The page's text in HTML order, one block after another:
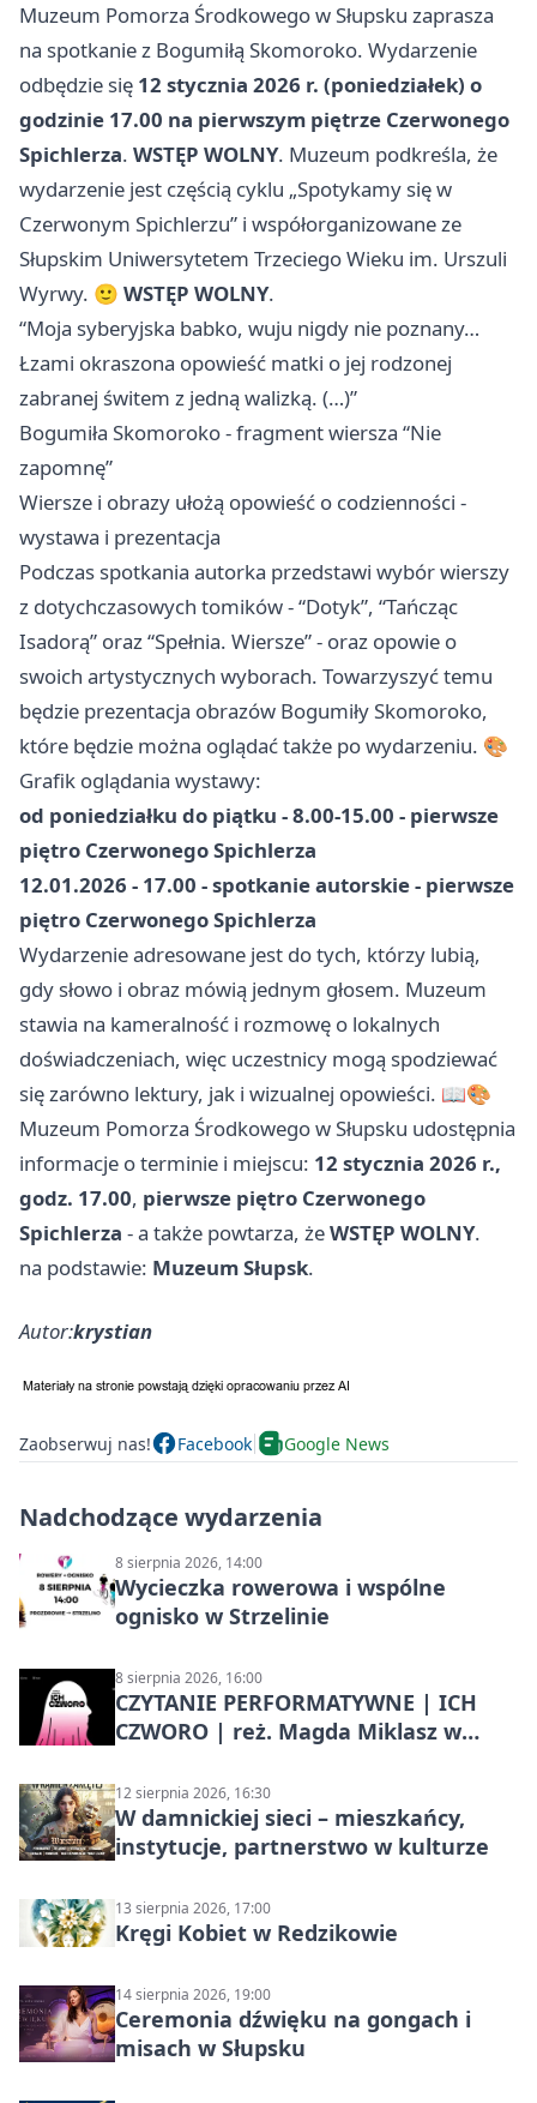
Muzeum Pomorza Środkowego w Słupsku zaprasza
na spotkanie z Bogumiłą Skomoroko. Wydarzenie
odbędzie się 12 stycznia 2026 r. (poniedziałek) o
godzinie 17.00 na pierwszym piętrze Czerwonego
Spichlerza. WSTĘP WOLNY. Muzeum podkreśla, że
wydarzenie jest częścią cyklu „Spotykamy się w
Czerwonym Spichlerzu” i współorganizowane ze
Słupskim Uniwersytetem Trzeciego Wieku im. Urszuli
Wyrwy. 🙂 WSTĘP WOLNY.
“Moja syberyjska babko, wuju nigdy nie poznany…
Łzami okraszona opowieść matki o jej rodzonej
zabranej świtem z jedną walizką. (…)”
Bogumiła Skomoroko - fragment wiersza “Nie
zapomnę”
Wiersze i obrazy ułożą opowieść o codzienności -
wystawa i prezentacja
Podczas spotkania autorka przedstawi wybór wierszy
z dotychczasowych tomików - “Dotyk”, “Tańcząc
Isadorą” oraz “Spełnia. Wiersze” - oraz opowie o
swoich artystycznych wyborach. Towarzyszyć temu
będzie prezentacja obrazów Bogumiły Skomoroko,
które będzie można oglądać także po wydarzeniu. 🎨
Grafik oglądania wystawy:
od poniedziałku do piątku - 8.00-15.00 - pierwsze
piętro Czerwonego Spichlerza
12.01.2026 - 17.00 - spotkanie autorskie - pierwsze
piętro Czerwonego Spichlerza
Wydarzenie adresowane jest do tych, którzy lubią,
gdy słowo i obraz mówią jednym głosem. Muzeum
stawia na kameralność i rozmowę o lokalnych
doświadczeniach, więc uczestnicy mogą spodziewać
się zarówno lektury, jak i wizualnej opowieści. 📖🎨
Muzeum Pomorza Środkowego w Słupsku udostępnia
informacje o terminie i miejscu: 12 stycznia 2026 r.,
godz. 17.00, pierwsze piętro Czerwonego
Spichlerza - a także powtarza, żeWSTĘP WOLNY.
na podstawie: Muzeum Słupsk.
Autor:krystian
Zaobserwuj nas! Facebook Google News
Nadchodzące wydarzenia
8 sierpnia 2026, 14:00
Wycieczka rowerowa i wspólne
ognisko w Strzelinie
8 sierpnia 2026, 16:00
CZYTANIE PERFORMATYWNE | ICH
CZWORO | reż. Magda Miklasz w
12 sierpnia 2026, 16:30
W damnickiej sieci – mieszkańcy,
instytucje, partnerstwo w kulturze
13 sierpnia 2026, 17:00
Kręgi Kobiet w Redzikowie
14 sierpnia 2026, 19:00
Ceremonia dźwięku na gongach i
misach w Słupsku